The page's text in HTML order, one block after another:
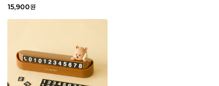
15,900원